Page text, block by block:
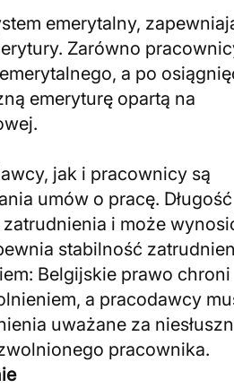
emerytalny,
Zarówno
a po
emeryturę opartą na
jak i pracownicy są
umów o pracę. Długość
i może
stabilność
Belgijskie prawo chroni
a pracodawcy
uważane za
pracownika.